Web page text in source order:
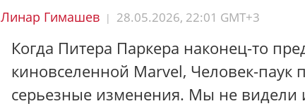
Линар Гимашев | 28.05.2026, 22:01 GMT+3
Когда Питера Паркера наконец-то
киновселенной Marvel, Человек-паук
серьезные изменения. Мы не видели